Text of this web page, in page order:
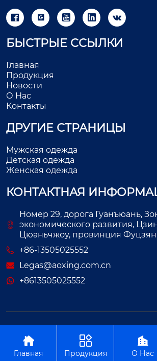
    
БЫСТРЫЕ ССЫЛКИ
Главная
Продукция
Новости
О Нас
Контакты
ДРУГИЕ СТРАНИЦЫ
Мужская одежда
Детская одежда
Женская одежда
КОНТАКТНАЯ
Номер 29, дорога Гуанъюань,
экономического развития,
Цюаньчжоу, провинция
+86-13505025552
Legas@aoxing.com.cn
+8613505025552

Главная

Продукция

О Нас